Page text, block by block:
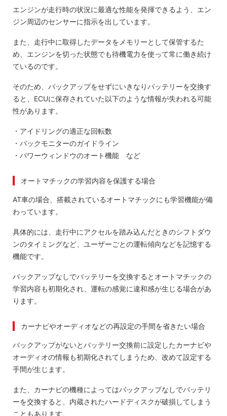
エンジンが走行時の状況に最適な性能を発揮できるよう、エン
ジン周辺のセンサーに指示を出しています。
また、走行中に取得したデータをメモリーとして保管するた
め、エンジンを切った状態でも待機電力を使って常に働き続け
ているのです。
そのため、バックアップをせずにいきなりバッテリーを交換す
ると、ECUに保存されていた以下のような情報が失われる可能
性があります。
・アイドリングの適正な回転数
・バックモニターのガイドライン
・パワーウィンドウのオート機能 など
オートマチックの学習内容を保護する場合
AT車の場合、搭載されているオートマチックにも学習機能が備
わっています。
具体的には、走行中にアクセルを踏み込んだときのシフトダウ
ンのタイミングなど、ユーザーごとの運転傾向などを記憶する
機能です。
バックアップなしでバッテリーを交換するとオートマチックの
学習内容も初期化され、運転の感覚に違和感が生じる場合があ
ります。
カーナビやオーディオなどの再設定の手間を省きたい場合
バックアップがないとバッテリー交換前に設定したカーナビや
オーディオの情報も初期化されてしまうため、改めて設定する
手間が生じます。
また、カーナビの機種によってはバックアップなしでバッテリ
ーを交換すると、内蔵されたハードディスクが破損してしまう
こともあります。